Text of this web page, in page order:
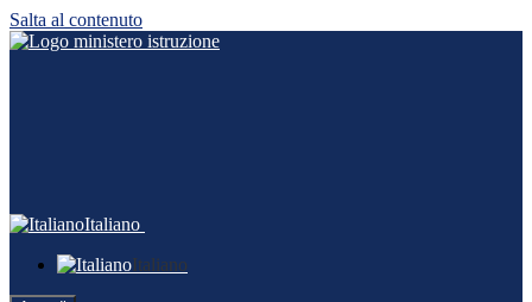
Salta al contenuto
Italiano
Italiano